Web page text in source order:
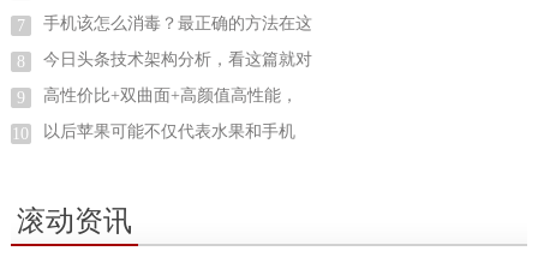
7 手机该怎么消毒？最正确的方法在这
8 今日头条技术架构分析，看这篇就对
9 高性价比+双曲面+高颜值高性能，
10 以后苹果可能不仅代表水果和手机
滚动资讯